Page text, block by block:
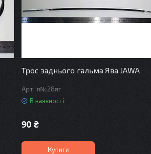
Трос заднього гальма Ява JAWA
п№28ят
В наявності
90 ₴
Купити